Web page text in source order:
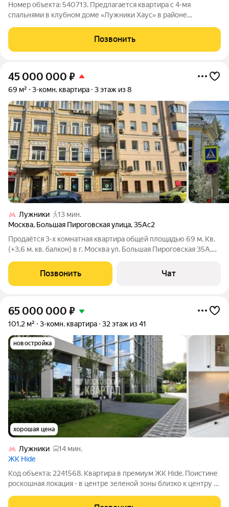
Номер объекта: 540713. Предлагается квартира с 4-мя
спальнями в клубном доме «Лужники Хаус» в районе
квартиры: - современный ремонт из высококачественных
материалов; - высота потолков 3 м; - 4
Позвонить
45 000 000 ₽
69 м² 3-комн. квартира 3 этаж из 8
Лужники
13 мин.
Москва, Большая Пироговская улица,35Ас2
Продаётся 3-х комнатная квартира общей площадью 69 м. Кв.
(+3,6 м. кв. балкон) в г. Москва ул. Большая Пироговская 35А,
ми этажного кирпичного дома,1960 года рождения с
железобетонными
Позвонить Чат
65 000 000 ₽
101,2 м² 3-комн. квартира 32 этаж из 41
новостройка
хорошая цена
Лужники
14 мин.
ЖК Hide
Код объекта: 2241568. Квартира в премиум ЖК Hide. Поистине
роскошная локация - в центре зеленой зоны близко к центру и
кухня-гостиная, мастер-спальня со своим санузлом и